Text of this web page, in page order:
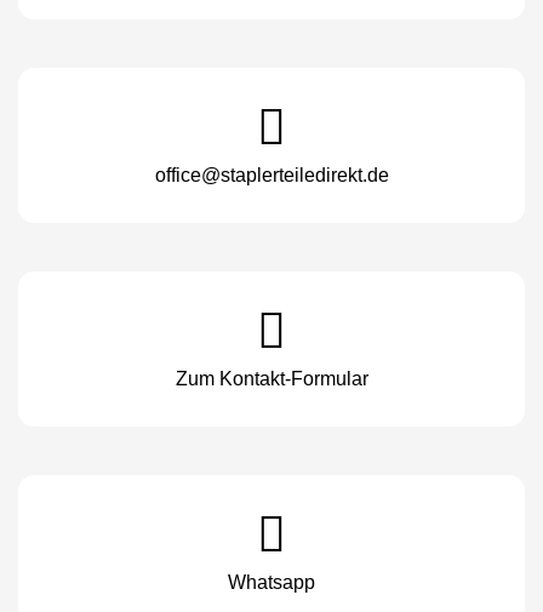
office@staplerteiledirekt.de
Zum Kontakt-Formular
Whatsapp